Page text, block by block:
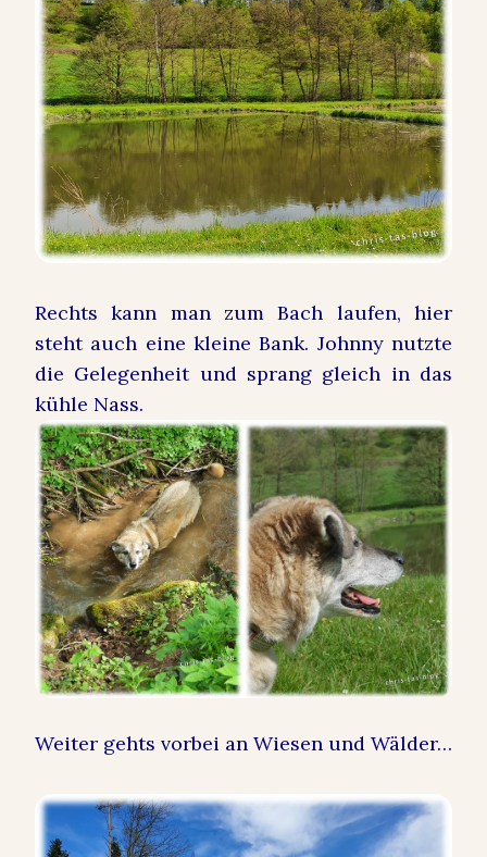
Rechts kann man zum Bach laufen, hier
steht auch eine kleine Bank. Johnny nutzte
die Gelegenheit und sprang gleich in das
kühle Nass.
Weiter gehts vorbei an Wiesen und Wälder…